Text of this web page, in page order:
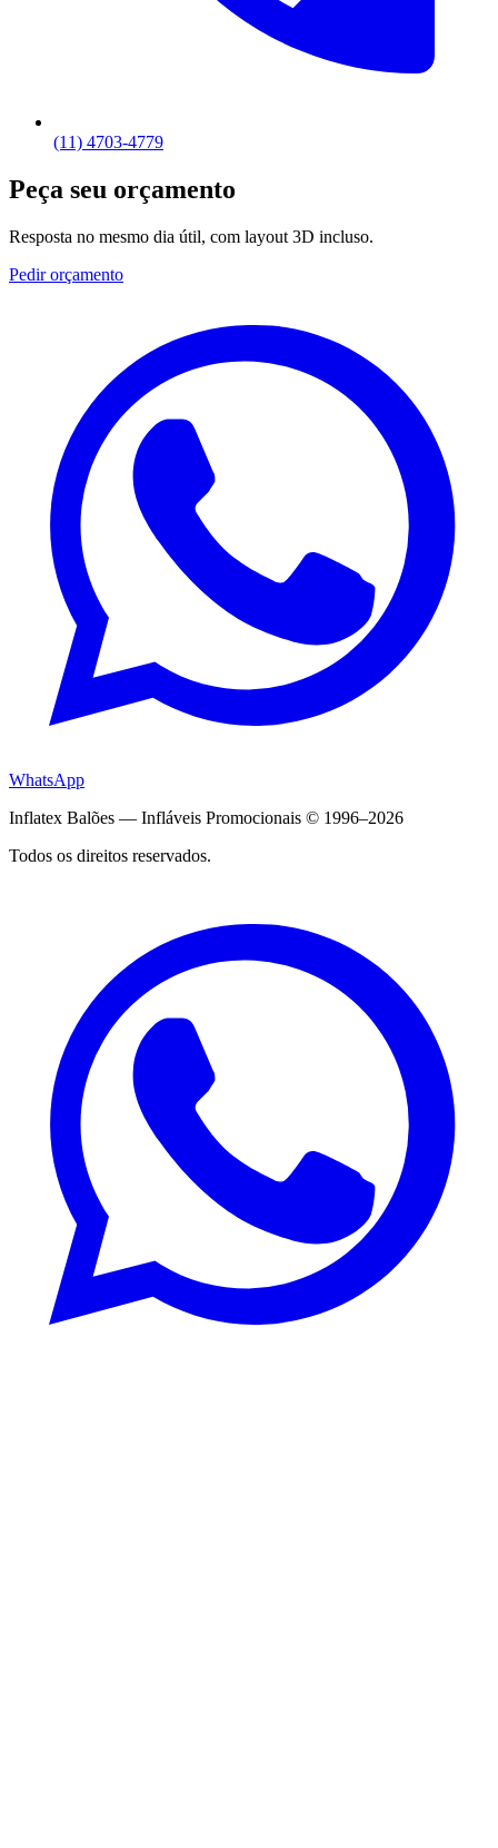
(11) 4703-4779
Peça seu orçamento
Resposta no mesmo dia útil, com layout 3D incluso.
Pedir orçamento
WhatsApp
Inflatex Balões — Infláveis Promocionais © 1996–2026
Todos os direitos reservados.